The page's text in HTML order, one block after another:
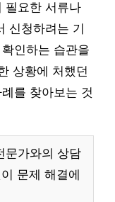
필요한 서류나
신청하려는 기
인하는 습관을
상황에 처했던
를 찾아보는 것
문가와의 상담
문제 해결에